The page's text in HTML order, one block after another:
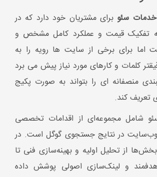
از تحلیل اولیه و بهینه‌سازی فنی تا
و لینک‌سازی اصولی پوشش داده
ارگانیک افزایش یابد و سایت به شکل
شخصی
شخصیبیشتر در مورد برندینگ یک فرد
یک خدمت است به طوری که یک صفحه
حول محور فرد یا دیگر موارد است و به
فضای مجازی کمک می کند.